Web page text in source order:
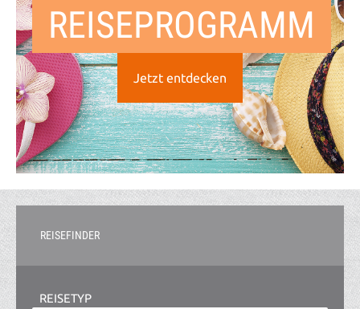
REISEPROGRAMM
Jetzt entdecken
REISEFINDER
REISETYP